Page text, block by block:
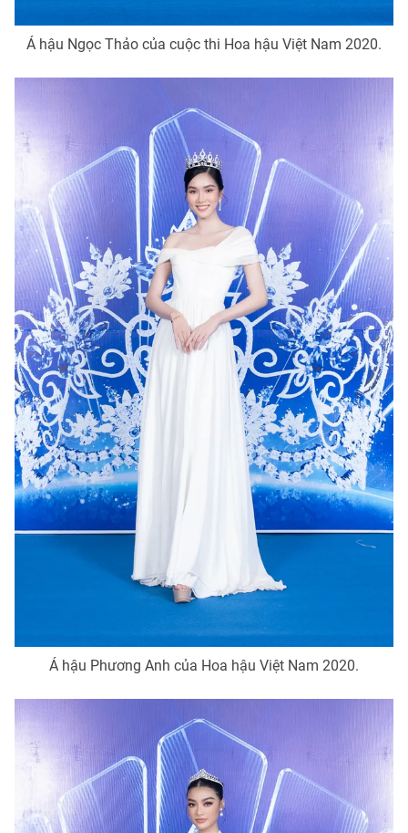
Á hậu Ngọc Thảo của cuộc thi Hoa hậu Việt Nam 2020.
Á hậu Phương Anh của Hoa hậu Việt Nam 2020.